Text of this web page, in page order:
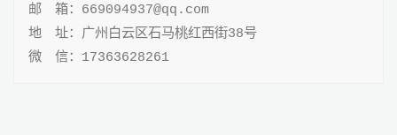
邮 箱：669094937@qq.com
地 址：广州白云区石马桃红西街38号
微 信：17363628261